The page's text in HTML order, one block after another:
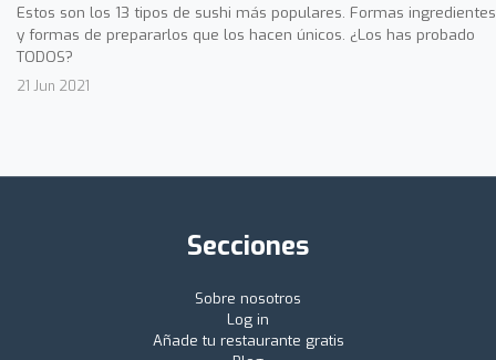
Estos son los 13 tipos de sushi más populares. Formas ingredientes
y formas de prepararlos que los hacen únicos. ¿Los has probado
TODOS?
21 Jun 2021
Secciones
Sobre nosotros
Log in
Añade tu restaurante gratis